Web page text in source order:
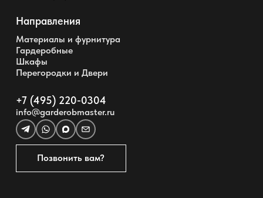
Направления
Материалы и фурнитура
Гардеробные
Шкафы
Перегородки и Двери
+7 (495) 220-0304
info@garderobmaster.ru
Позвонить вам?